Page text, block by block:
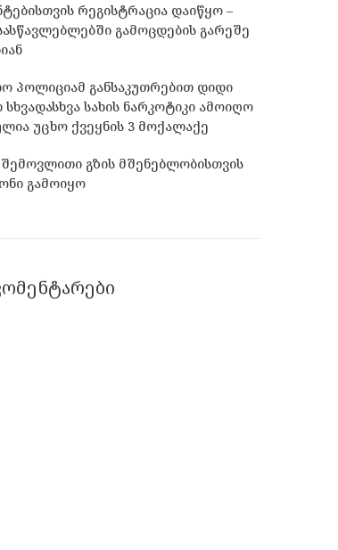
რეგისტრაცია დაიწყო –
გამოცდების გარეშე
პოლიციამ განსაკუთრებით დიდი
სახის ნარკოტიკი ამოიღო
უცხო ქვეყნის 3 მოქალაქე
გზის მშენებლობისთვის
გამოიყო